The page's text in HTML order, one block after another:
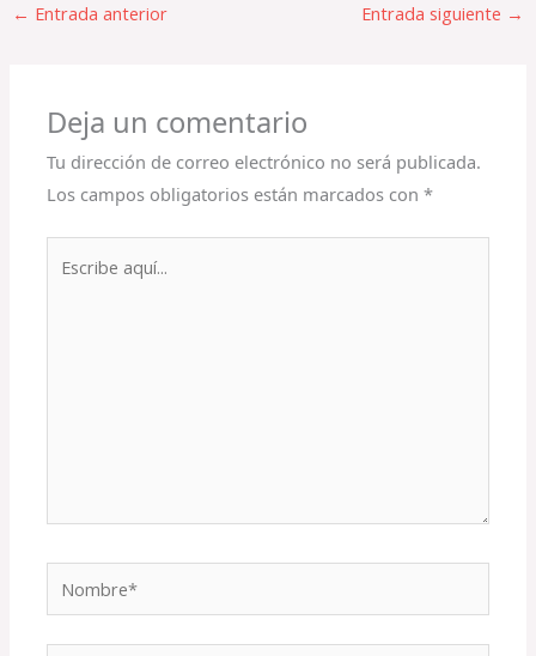
← Entrada anterior Entrada siguiente →
Deja un comentario
Tu dirección de correo electrónico no será publicada.
Los campos obligatorios están marcados con*